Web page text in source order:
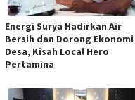
Energi Surya Hadirkan Air
Bersih dan Dorong Ekonomi
Desa, Kisah Local Hero
Pertamina